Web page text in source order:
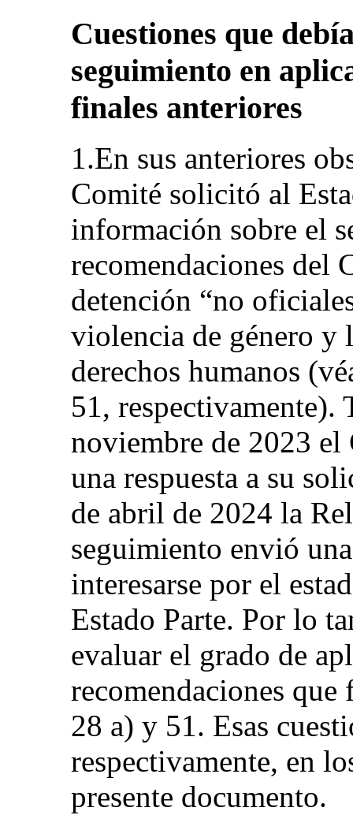
Cuestiones que
seguimiento en
finales anteriores
1.En sus anteriores
Comité solicitó al
información sobre el
recomendaciones del
detención “no
violencia de género y
derechos humanos
51, respectivamente).
noviembre de 2023
una respuesta a su
de abril de 2024 la
seguimiento envió
interesarse por el
Estado Parte. Por lo
evaluar el grado de
recomendaciones
28 a) y 51. Esas
respectivamente, en
presente documento.